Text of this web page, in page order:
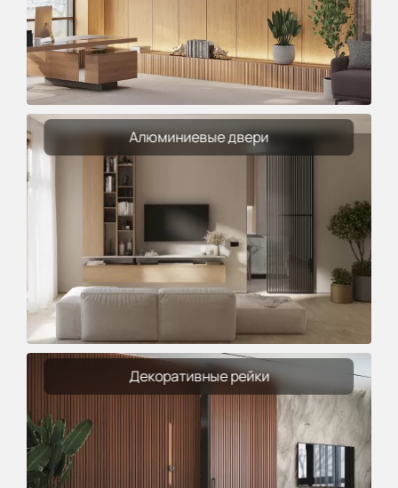
Алюминиевые двери
Декоративные рейки